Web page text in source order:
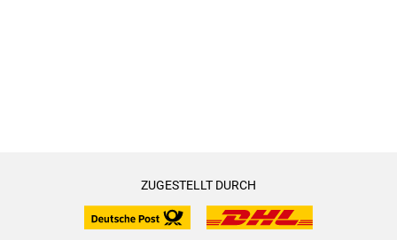
ZUGESTELLT DURCH